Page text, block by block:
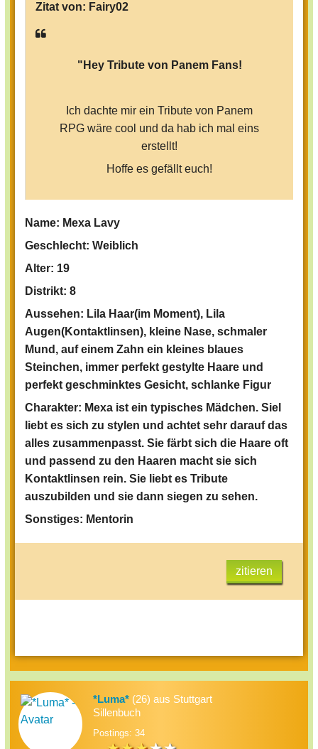
Zitat von: Fairy02
"Hey Tribute von Panem Fans!
Ich dachte mir ein Tribute von Panem
RPG wäre cool und da hab ich mal eins
erstellt!
Hoffe es gefällt euch!
pro Distrikt 3 Rollen gibt, wenn alle
besetzt sind, könnt ihr leider nicht mehr
Grün
heißt, dass sie schon besetzt ist.
Jeder darf nur drei Charas erstellen!!!
Wenn du dir eine freie Rolle ausgesucht
hast, erstelle bitte einen kurzen
Steckbrief über deinen Chara, der
folgend aussehen sollte:
Geschlecht:
Alter:
Aussehen:
D1:Tribut (w),Tribut (m),Mentor
D2:Tribut (w), Tribut (m), Mentor
D3:
Name: Mexa Lavy
Geschlecht: Weiblich
Alter: 19
Distrikt: 8
Aussehen: Lila Haar(im Moment), Lila
Augen(Kontaktlinsen), kleine Nase, schmaler
Mund, auf einem Zahn ein kleines blaues
Steinchen, immer perfekt gestylte Haare und
perfekt geschminktes Gesicht, schlanke Figur
Charakter: Mexa ist ein typisches Mädchen. Siel
liebt es sich zu stylen und achtet sehr darauf das
alles zusammenpasst. Sie färbt sich die Haare oft
und passend zu den Haaren macht sie sich
Kontaktlinsen rein. Sie liebt es Tribute
auszubilden und sie dann siegen zu sehen.
Sonstiges: Mentorin
zitieren
*Luma* (26) aus Stuttgart
Sillenbuch
Postings: 34